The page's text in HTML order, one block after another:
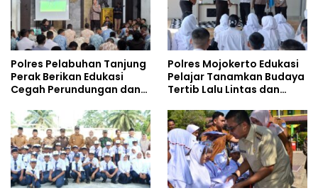
Polres Pelabuhan Tanjung
Perak Berikan Edukasi
Cegah Perundungan dan
kepada Pelajar MPLS
Polres Mojokerto Edukasi
Pelajar Tanamkan Budaya
Tertib Lalu Lintas dan